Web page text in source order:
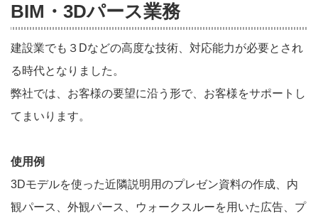
BIM・3Dパース業務
建設業でも３Dなどの高度な技術、対応能力が必要とされ
る時代となりました。
弊社では、お客様の要望に沿う形で、お客様をサポートし
てまいります。
使用例
3Dモデルを使った近隣説明用のプレゼン資料の作成、内
観パース、外観パース、ウォークスルーを用いた広告、プ